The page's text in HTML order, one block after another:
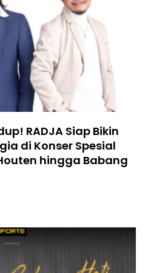
RADJA Siap Bikin
di Konser Spesial
hingga Babang